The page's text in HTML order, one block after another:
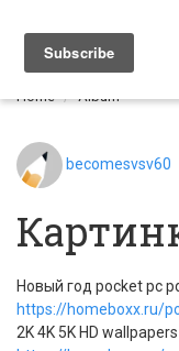
Home Album
becomesvsv60
Новый год pocket pc
https://homeboxx.ru/
2K 4K 5K HD